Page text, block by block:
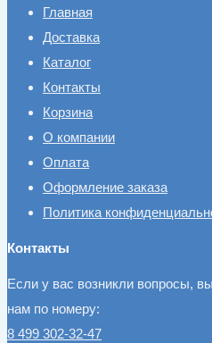
Главная
Доставка
Каталог
Контакты
Корзина
О компании
Оплата
Оформление заказа
Политика
Контакты
Если у вас возникли вопросы,
нам по номеру:
8 499 302-32-47